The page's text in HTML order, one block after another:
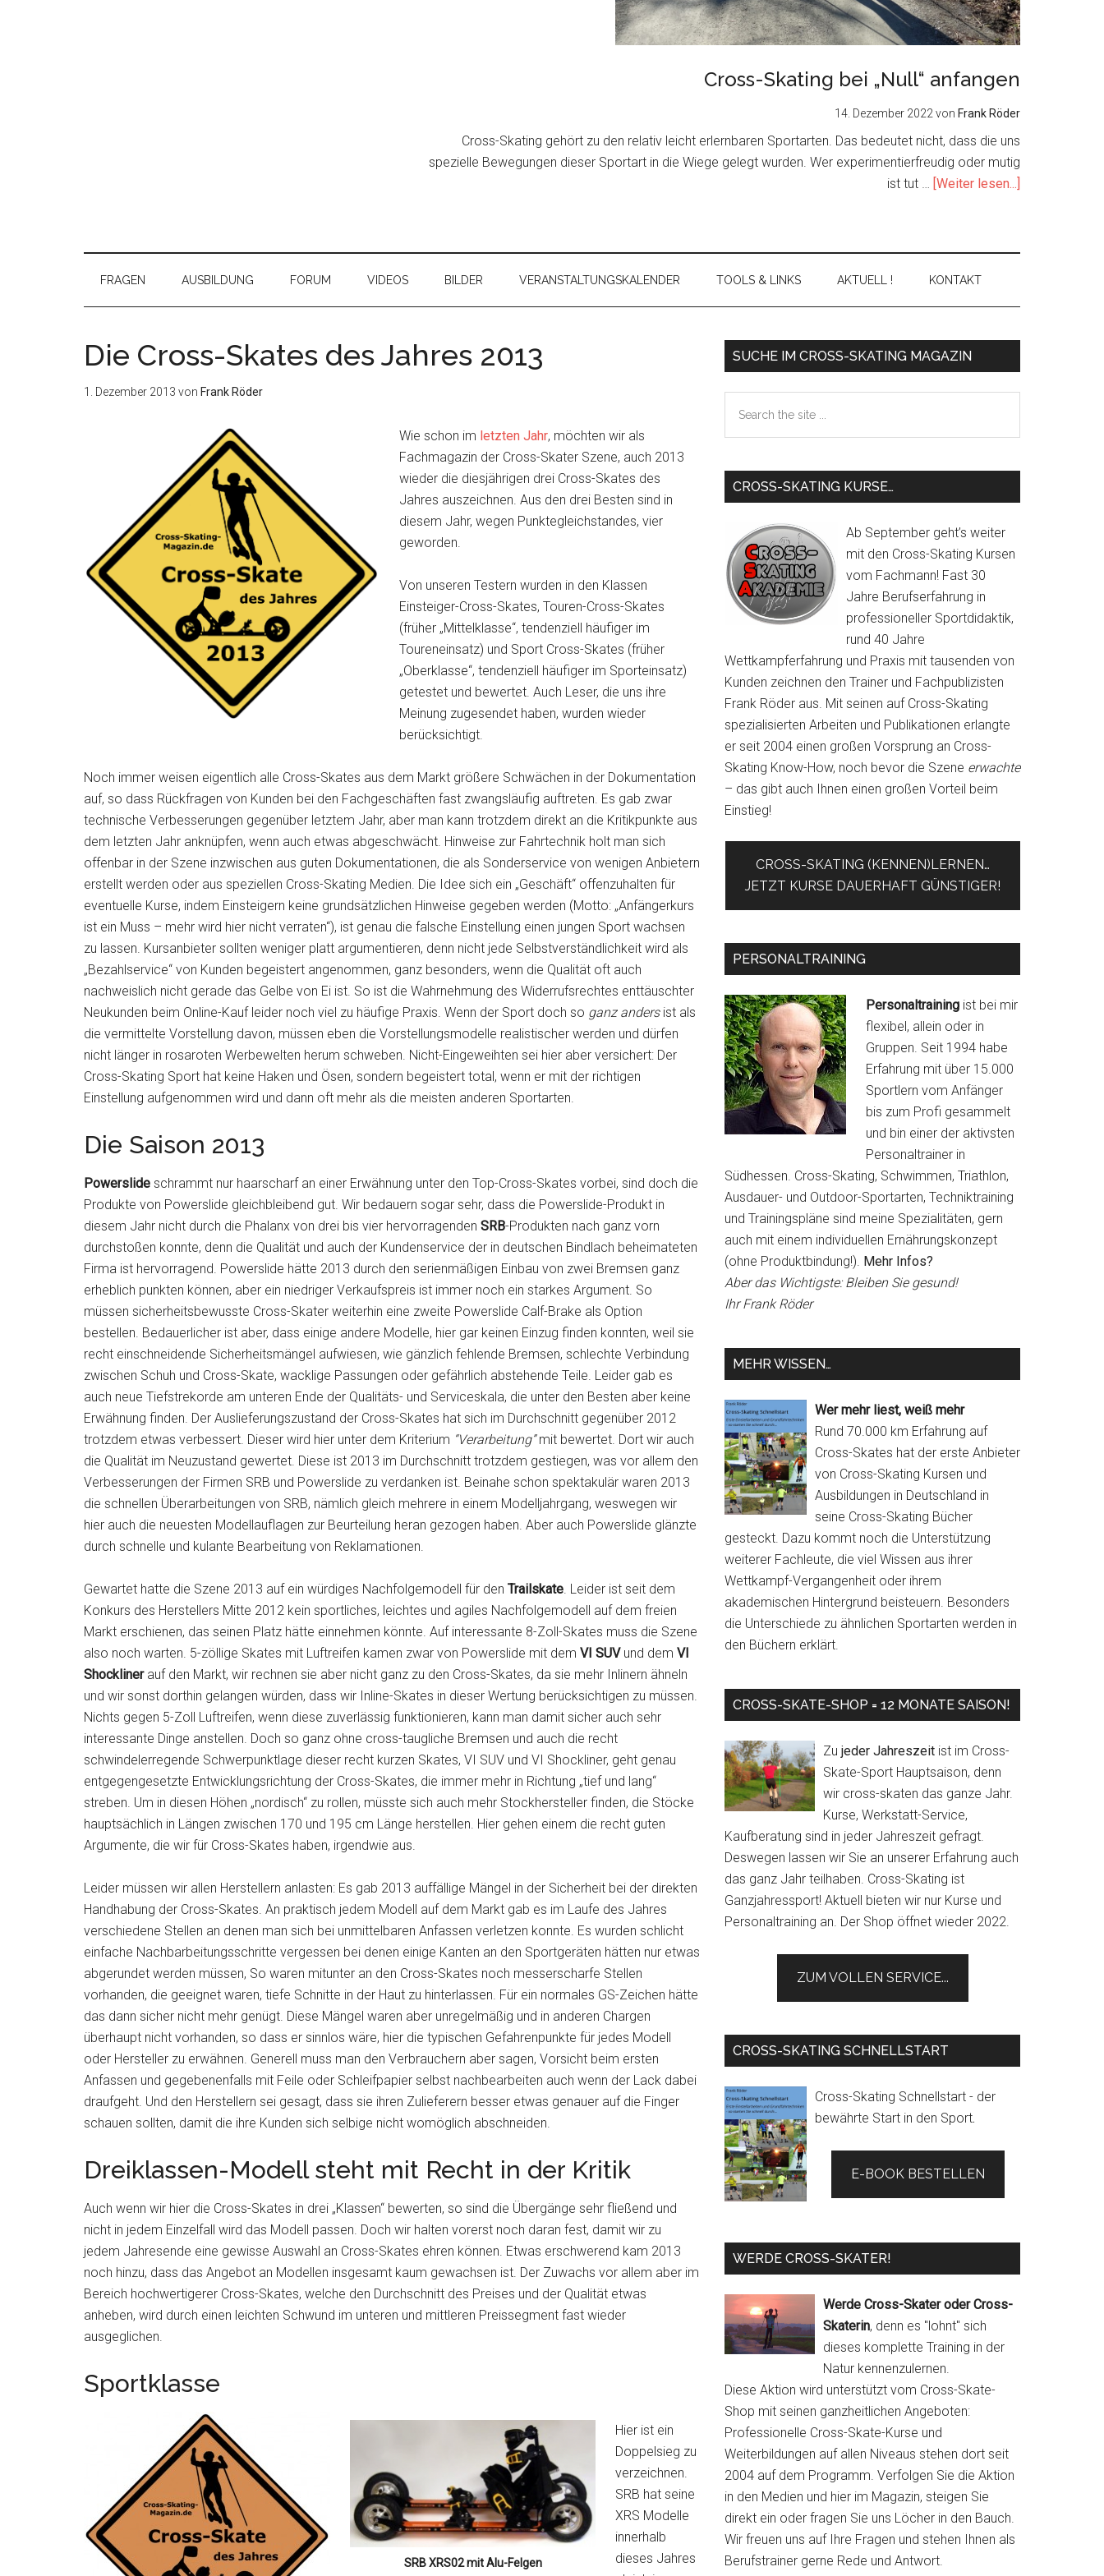
Cross-Skating bei „Null“ anfangen
14. Dezember 2022 von Frank Röder
Cross-Skating gehört zu den relativ leicht erlernbaren Sportarten. Das bedeutet nicht, dass die uns
spezielle Bewegungen dieser Sportart in die Wiege gelegt wurden. Wer experimentierfreudig oder mutig
ist tut … [Weiter lesen...]
FRAGEN AUSBILDUNG FORUM VIDEOS BILDER VERANSTALTUNGSKALENDER TOOLS & LINKS AKTUELL ! KONTAKT
Die Cross-Skates des Jahres 2013
1. Dezember 2013 von Frank Röder
Wie schon im letzten Jahr, möchten wir als
Fachmagazin der Cross-Skater Szene, auch 2013
wieder die diesjährigen drei Cross-Skates des
Jahres auszeichnen. Aus den drei Besten sind in
diesem Jahr, wegen Punktegleichstandes, vier
geworden.
Von unseren Testern wurden in den Klassen
Einsteiger-Cross-Skates, Touren-Cross-Skates
(früher „Mittelklasse“, tendenziell häufiger im
Toureneinsatz) und Sport Cross-Skates (früher
„Oberklasse“, tendenziell häufiger im Sporteinsatz)
getestet und bewertet. Auch Leser, die uns ihre
Meinung zugesendet haben, wurden wieder
berücksichtigt.
Noch immer weisen eigentlich alle Cross-Skates aus dem Markt größere Schwächen in der Dokumentation
auf, so dass Rückfragen von Kunden bei den Fachgeschäften fast zwangsläufig auftreten. Es gab zwar
technische Verbesserungen gegenüber letztem Jahr, aber man kann trotzdem direkt an die Kritikpunkte aus
dem letzten Jahr anknüpfen, wenn auch etwas abgeschwächt. Hinweise zur Fahrtechnik holt man sich
offenbar in der Szene inzwischen aus guten Dokumentationen, die als Sonderservice von wenigen Anbietern
erstellt werden oder aus speziellen Cross-Skating Medien. Die Idee sich ein „Geschäft“ offenzuhalten für
eventuelle Kurse, indem Einsteigern keine grundsätzlichen Hinweise gegeben werden (Motto: „Anfängerkurs
ist ein Muss – mehr wird hier nicht verraten“), ist genau die falsche Einstellung einen jungen Sport wachsen
zu lassen. Kursanbieter sollten weniger platt argumentieren, denn nicht jede Selbstverständlichkeit wird als
„Bezahlservice“ von Kunden begeistert angenommen, ganz besonders, wenn die Qualität oft auch
nachweislich nicht gerade das Gelbe von Ei ist. So ist die Wahrnehmung des Widerrufsrechtes enttäuschter
Neukunden beim Online-Kauf leider noch viel zu häufige Praxis. Wenn der Sport doch so ganz andersist als
die vermittelte Vorstellung davon, müssen eben die Vorstellungsmodelle realistischer werden und dürfen
nicht länger in rosaroten Werbewelten herum schweben. Nicht-Eingeweihten sei hier aber versichert: Der
Cross-Skating Sport hat keine Haken und Ösen, sondern begeistert total, wenn er mit der richtigen
Einstellung aufgenommen wird und dann oft mehr als die meisten anderen Sportarten.
Die Saison 2013
Powerslide schrammt nur haarscharf an einer Erwähnung unter den Top-Cross-Skates vorbei, sind doch die
Produkte von Powerslide gleichbleibend gut. Wir bedauern sogar sehr, dass die Powerslide-Produkt in
diesem Jahr nicht durch die Phalanx von drei bis vier hervorragenden SRB-Produkten nach ganz vorn
durchstoßen konnte, denn die Qualität und auch der Kundenservice der in deutschen Bindlach beheimateten
Firma ist hervorragend. Powerslide hätte 2013 durch den serienmäßigen Einbau von zwei Bremsen ganz
erheblich punkten können, aber ein niedriger Verkaufspreis ist immer noch ein starkes Argument. So
müssen sicherheitsbewusste Cross-Skater weiterhin eine zweite Powerslide Calf-Brake als Option
bestellen. Bedauerlicher ist aber, dass einige andere Modelle, hier gar keinen Einzug finden konnten, weil sie
recht einschneidende Sicherheitsmängel aufwiesen, wie gänzlich fehlende Bremsen, schlechte Verbindung
zwischen Schuh und Cross-Skate, wacklige Passungen oder gefährlich abstehende Teile. Leider gab es
auch neue Tiefstrekorde am unteren Ende der Qualitäts- und Serviceskala, die unter den Besten aber keine
Erwähnung finden. Der Auslieferungszustand der Cross-Skates hat sich im Durchschnitt gegenüber 2012
trotzdem etwas verbessert. Dieser wird hier unter dem Kriterium “Verarbeitung”mit bewertet. Dort wir auch
die Qualität im Neuzustand gewertet. Diese ist 2013 im Durchschnitt trotzdem gestiegen, was vor allem den
Verbesserungen der Firmen SRB und Powerslide zu verdanken ist. Beinahe schon spektakulär waren 2013
die schnellen Überarbeitungen von SRB, nämlich gleich mehrere in einem Modelljahrgang, weswegen wir
hier auch die neuesten Modellauflagen zur Beurteilung heran gezogen haben. Aber auch Powerslide glänzte
durch schnelle und kulante Bearbeitung von Reklamationen.
Gewartet hatte die Szene 2013 auf ein würdiges Nachfolgemodell für den Trailskate. Leider ist seit dem
Konkurs des Herstellers Mitte 2012 kein sportliches, leichtes und agiles Nachfolgemodell auf dem freien
Markt erschienen, das seinen Platz hätte einnehmen könnte. Auf interessante 8-Zoll-Skates muss die Szene
also noch warten. 5-zöllige Skates mit Luftreifen kamen zwar von Powerslide mit dem VI SUVund dem VI
Shocklinerauf den Markt, wir rechnen sie aber nicht ganz zu den Cross-Skates, da sie mehr Inlinern ähneln
und wir sonst dorthin gelangen würden, dass wir Inline-Skates in dieser Wertung berücksichtigen zu müssen.
Nichts gegen 5-Zoll Luftreifen, wenn diese zuverlässig funktionieren, kann man damit sicher auch sehr
interessante Dinge anstellen. Doch so ganz ohne cross-taugliche Bremsen und auch die recht
schwindelerregende Schwerpunktlage dieser recht kurzen Skates, VI SUV und VI Shockliner, geht genau
entgegengesetzte Entwicklungsrichtung der Cross-Skates, die immer mehr in Richtung „tief und lang“
streben. Um in diesen Höhen „nordisch“ zu rollen, müsste sich auch mehr Stockhersteller finden, die Stöcke
hauptsächlich in Längen zwischen 170 und 195 cm Länge herstellen. Hier gehen einem die recht guten
Argumente, die wir für Cross-Skates haben, irgendwie aus.
Leider müssen wir allen Herstellern anlasten: Es gab 2013 auffällige Mängel in der Sicherheit bei der direkten
Handhabung der Cross-Skates. An praktisch jedem Modell auf dem Markt gab es im Laufe des Jahres
verschiedene Stellen an denen man sich bei unmittelbaren Anfassen verletzen konnte. Es wurden schlicht
einfache Nachbarbeitungsschritte vergessen bei denen einige Kanten an den Sportgeräten hätten nur etwas
abgerundet werden müssen, So waren mitunter an den Cross-Skates noch messerscharfe Stellen
vorhanden, die geeignet waren, tiefe Schnitte in der Haut zu hinterlassen. Für ein normales GS-Zeichen hätte
das dann sicher nicht mehr genügt. Diese Mängel waren aber unregelmäßig und in anderen Chargen
überhaupt nicht vorhanden, so dass er sinnlos wäre, hier die typischen Gefahrenpunkte für jedes Modell
oder Hersteller zu erwähnen. Generell muss man den Verbrauchern aber sagen, Vorsicht beim ersten
Anfassen und gegebenenfalls mit Feile oder Schleifpapier selbst nachbearbeiten auch wenn der Lack dabei
draufgeht. Und den Herstellern sei gesagt, dass sie ihren Zulieferern besser etwas genauer auf die Finger
schauen sollten, damit die ihre Kunden sich selbige nicht womöglich abschneiden.
Dreiklassen-Modell steht mit Recht in der Kritik
Auch wenn wir hier die Cross-Skates in drei „Klassen“ bewerten, so sind die Übergänge sehr fließend und
nicht in jedem Einzelfall wird das Modell passen. Doch wir halten vorerst noch daran fest, damit wir zu
jedem Jahresende eine gewisse Auswahl an Cross-Skates ehren können. Etwas erschwerend kam 2013
noch hinzu, dass das Angebot an Modellen insgesamt kaum gewachsen ist. Der Zuwachs vor allem aber im
Bereich hochwertigerer Cross-Skates, welche den Durchschnitt des Preises und der Qualität etwas
anheben, wird durch einen leichten Schwund im unteren und mittleren Preissegment fast wieder
ausgeglichen.
Sportklasse
SRB XRS02 mit Alu-Felgen
Hier ist ein
Doppelsieg zu
verzeichnen.
SRB hat seine
XRS Modelle
innerhalb
dieses Jahres
Primary
SUCHE IM CROSS-SKATING MAGAZIN
the
CROSS-SKATING KURSE…
Ab September geht’s weiter
mit den Cross-Skating Kursen
vom Fachmann! Fast 30
Jahre Berufserfahrung in
professioneller Sportdidaktik,
rund 40 Jahre
Wettkampferfahrung und Praxis mit tausenden von
Kunden zeichnen den Trainer und Fachpublizisten
Frank Röder aus. Mit seinen auf Cross-Skating
spezialisierten Arbeiten und Publikationen erlangte
er seit 2004 einen großen Vorsprung an Cross-
Skating Know-How, noch bevor die Szene erwachte
– das gibt auch Ihnen einen großen Vorteil beim
Einstieg!
CROSS-SKATING (KENNEN)LERNEN…
JETZT KURSE DAUERHAFT GÜNSTIGER!
PERSONALTRAINING
Personaltraining ist bei mir
flexibel, allein oder in
Gruppen. Seit 1994 habe
Erfahrung mit über 15.000
Sportlern vom Anfänger
bis zum Profi gesammelt
und bin einer der aktivsten
Personaltrainer in
Südhessen. Cross-Skating, Schwimmen, Triathlon,
Ausdauer- und Outdoor-Sportarten, Techniktraining
und Trainingspläne sind meine Spezialitäten, gern
auch mit einem individuellen Ernährungskonzept
(ohne Produktbindung!). Mehr Infos?
Aber das Wichtigste: Bleiben Sie gesund!
Ihr Frank Röder
MEHR WISSEN…
Wer mehr liest, weiß mehr
Rund 70.000 km Erfahrung auf
Cross-Skates hat der erste Anbieter
von Cross-Skating Kursen und
Ausbildungen in Deutschland in
seine Cross-Skating Bücher
gesteckt. Dazu kommt noch die Unterstützung
weiterer Fachleute, die viel Wissen aus ihrer
Wettkampf-Vergangenheit oder ihrem
akademischen Hintergrund beisteuern. Besonders
die Unterschiede zu ähnlichen Sportarten werden in
den Büchern erklärt.
CROSS-SKATE-SHOP = 12 MONATE SAISON!
Zu jeder Jahreszeit ist im Cross-
Skate-Sport Hauptsaison, denn
wir cross-skaten das ganze Jahr.
Kurse, Werkstatt-Service,
Kaufberatung sind in jeder Jahreszeit gefragt.
Deswegen lassen wir Sie an unserer Erfahrung auch
das ganz Jahr teilhaben. Cross-Skating ist
Ganzjahressport! Aktuell bieten wir nur Kurse und
Personaltraining an. Der Shop öffnet wieder 2022.
ZUM VOLLEN SERVICE...
CROSS-SKATING SCHNELLSTART
Cross-Skating Schnellstart - der
bewährte Start in den Sport.
E-BOOK BESTELLEN
WERDE CROSS-SKATER!
Werde Cross-Skater oder Cross-
Skaterin, denn es "lohnt" sich
dieses komplette Training in der
Natur kennenzulernen.
Diese Aktion wird unterstützt vom Cross-Skate-
Shop mit seinen ganzheitlichen Angeboten:
Professionelle Cross-Skate-Kurse und
Weiterbildungen auf allen Niveaus stehen dort seit
2004 auf dem Programm. Verfolgen Sie die Aktion
in den Medien und hier im Magazin, steigen Sie
direkt ein oder fragen Sie uns Löcher in den Bauch.
Wir freuen uns auf Ihre Fragen und stehen Ihnen als
Berufstrainer gerne Rede und Antwort.